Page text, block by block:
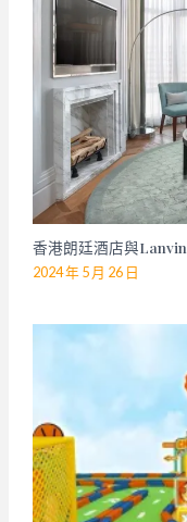
香港朗廷酒店與
2024 年 5 月 26 日